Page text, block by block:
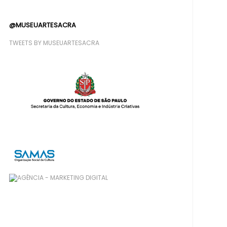
@MUSEUARTESACRA
TWEETS BY MUSEUARTESACRA